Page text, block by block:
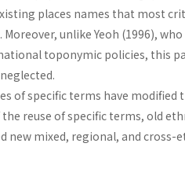
places names that most
unlike Yeoh (1996),
toponymic policies, this
of specific terms have
reuse of specific terms, old
new mixed, regional, and cross-